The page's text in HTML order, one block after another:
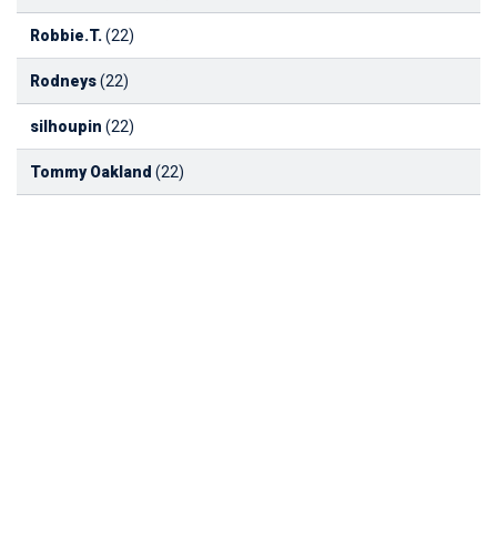
Robbie.T.(22)
Rodneys(22)
silhoupin (22)
Tommy Oakland (22)